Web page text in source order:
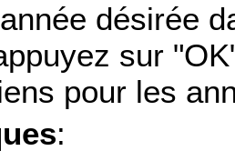
désirée
sur
pour les
: